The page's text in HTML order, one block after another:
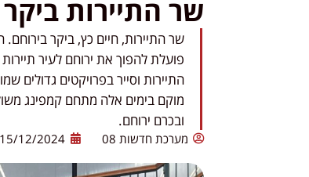
שר התיירות
שר התיירות, חיים כץ, ביקר
פועלת להפוך את ירוחם לעיר
התיירות וסייר בפרויקטים גדולים
מוקם בימים אלה מתחם קמפינג
ובכרם ירוחם.
מערכת חדשות 08 15/12/2024